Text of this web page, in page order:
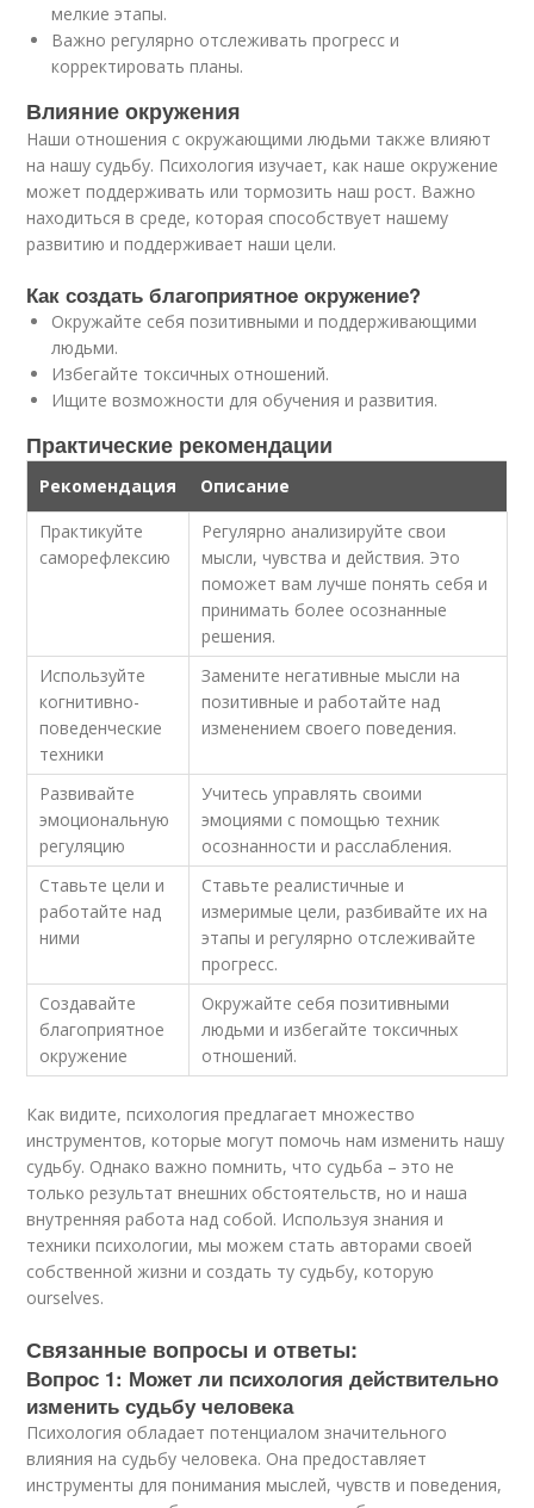
мелкие этапы.
Важно регулярно отслеживать прогресс и
корректировать планы.
Влияние окружения
Наши отношения с окружающими людьми также влияют
на нашу судьбу. Психология изучает, как наше окружение
может поддерживать или тормозить наш рост. Важно
находиться в среде, которая способствует нашему
развитию и поддерживает наши цели.
Как создать благоприятное окружение?
Окружайте себя позитивными и поддерживающими
людьми.
Избегайте токсичных отношений.
Ищите возможности для обучения и развития.
Практические рекомендации
Рекомендация
Описание
Практикуйте
саморефлексию
Регулярно анализируйте свои
мысли, чувства и действия. Это
поможет вам лучше понять себя и
принимать более осознанные
решения.
Используйте
когнитивно-
поведенческие
техники
Замените негативные мысли на
позитивные и работайте над
изменением своего поведения.
Развивайте
эмоциональную
регуляцию
Учитесь управлять своими
эмоциями с помощью техник
осознанности и расслабления.
Ставьте цели и
работайте над
ними
Ставьте реалистичные и
измеримые цели, разбивайте их на
этапы и регулярно отслеживайте
прогресс.
Создавайте
благоприятное
окружение
Окружайте себя позитивными
людьми и избегайте токсичных
отношений.
Как видите, психология предлагает множество
инструментов, которые могут помочь нам изменить нашу
судьбу. Однако важно помнить, что судьба – это не
только результат внешних обстоятельств, но и наша
внутренняя работа над собой. Используя знания и
техники психологии, мы можем стать авторами своей
собственной жизни и создать ту судьбу, которую
ourselves.
Связанные вопросы и ответы:
Вопрос 1: Может ли психология действительно
изменить судьбу человека
Психология обладает потенциалом значительного
влияния на судьбу человека. Она предоставляет
инструменты для понимания мыслей, чувств и поведения,